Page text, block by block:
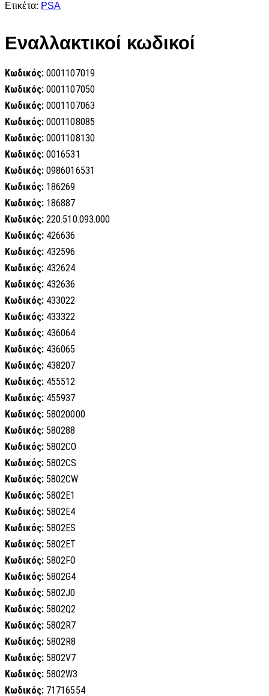
Ετικέτα: PSA
Εναλλακτικοί κωδικοί
Κωδικός: 0001107019
Κωδικός: 0001107050
Κωδικός: 0001107063
Κωδικός: 0001108085
Κωδικός: 0001108130
Κωδικός: 0016531
Κωδικός: 0986016531
Κωδικός: 186269
Κωδικός: 186887
Κωδικός: 220.510.093.000
Κωδικός: 426636
Κωδικός: 432596
Κωδικός: 432624
Κωδικός: 432636
Κωδικός: 433022
Κωδικός: 433322
Κωδικός: 436064
Κωδικός: 436065
Κωδικός: 438207
Κωδικός: 455512
Κωδικός: 455937
Κωδικός: 58020000
Κωδικός: 580288
Κωδικός: 5802CO
Κωδικός: 5802CS
Κωδικός: 5802CW
Κωδικός: 5802E1
Κωδικός: 5802E4
Κωδικός: 5802ES
Κωδικός: 5802ET
Κωδικός: 5802FO
Κωδικός: 5802G4
Κωδικός: 5802J0
Κωδικός: 5802Q2
Κωδικός: 5802R7
Κωδικός: 5802R8
Κωδικός: 5802V7
Κωδικός: 5802W3
Κωδικός: 71716554